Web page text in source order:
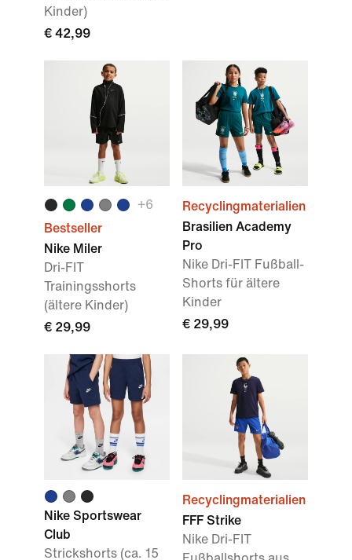
Kinder)
€ 42,99
+6
Bestseller
Nike Miler
Dri-FIT
Trainingsshorts
(ältere Kinder)
€ 29,99
Recyclingmaterialien
Brasilien Academy
Pro
Nike Dri-FIT Fußball-
Shorts für ältere
Kinder
€ 29,99
Nike Sportswear
Club
Strickshorts (ca. 15
Recyclingmaterialien
FFF Strike
Nike Dri-FIT